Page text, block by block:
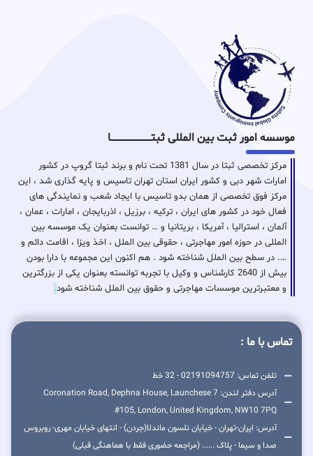
موسسه امور ثبت بین المللی ثبتـــــــــــــــــــــــــــــا
مرکز تخصصی ثبتا در سال 1381 تحت نام و برند ثبتا گروپ در کشور
امارات شهر دبی و کشور ایران استان تهران تاسیس و پایه گذاری شد ، این
مرکز فوق تخصصی از همان بدو تاسیس با ایجاد شعب و نمایندگی های
فعال خود در کشور های ایران ، ترکیه ، برزیل ، اذربایجان ، امارات ، عمان ،
آلمان ، استرالیا ، آمریکا ، بریتانیا و … توانست بعنوان یک موسسه بین
المللی در حوزه امور مهاجرتی ، حقوقی بین الملل ، اخذ ویزا ، اقامت دائم و
…. در سطح بین الملل شناخته شود . هم اکنون این مجموعه با دارا بودن
بیش از 2640 کارشناس و وکیل با تجربه توانسته بعنوان یکی از بزرگترین
و معتبرترین موسسات مهاجرتی و حقوق بین الملل شناخته شود.
تماس با ما :
تلفن تماس: 02191094757 - 32 خط
آدرس دفتر لندن: 7 Coronation Road, Dephna House, Launchese
#105, London, United Kingdom, NW10 7PQ
آدرس: ایران-تهران - خیابان نلسون ماندلا(جردن) - انتهای خیابان مهری- روبروس
صدا و سیما - پلاک ...... (مراجعه حضوری فقط با هماهنگی قبلی)